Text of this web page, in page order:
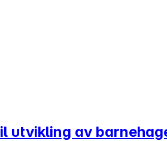
utvikling av